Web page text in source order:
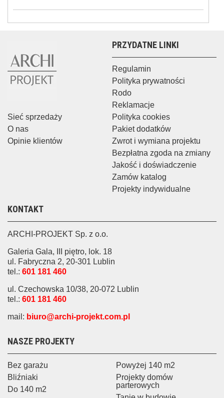
Sieć sprzedaży
O nas
Opinie klientów
PRZYDATNE LINKI
Regulamin
Polityka prywatności
Rodo
Reklamacje
Polityka cookies
Pakiet dodatków
Zwrot i wymiana projektu
Bezpłatna zgoda na zmiany
Jakość i doświadczenie
Zamów katalog
Projekty indywidualne
NASZE PROJEKTY
Bez garażu
Bliźniaki
Do 140 m2
Powyżej 140 m2
Projekty domów
parterowych
KONTAKT
ARCHI-PROJEKT Sp. z o.o.
Galeria Gala, III piętro, lok. 18
ul. Fabryczna 2, 20-301 Lublin
tel.: 601 181 460
ul. Czechowska 10/38, 20-072 Lublin
tel.: 601 181 460
mail: biuro@archi-projekt.com.pl